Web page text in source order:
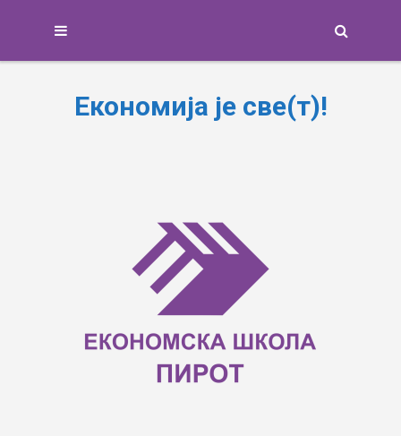
Економија је све(т)!